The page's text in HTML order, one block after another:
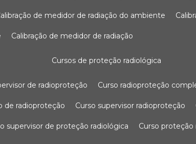
calibração de medidor de radiação do ambiente
calibração de medidor de radiação
cursos de proteção radiológica
de radioproteção curso radioproteção
de radioproteção curso supervisor radioproteção
supervisor de proteção radiológica curso